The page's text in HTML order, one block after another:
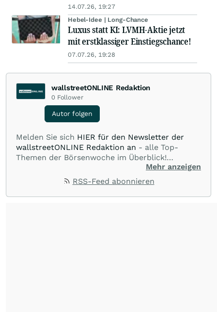
14.07.26, 19:27
Hebel-Idee | Long-Chance
Luxus statt KI: LVMH-Aktie jetzt
mit erstklassiger Einstiegschance!
07.07.26, 19:28
wallstreetONLINE Redaktion
0 Follower
Autor folgen
Melden Sie sich HIER für den Newsletter der
wallstreetONLINE Redaktion an - alle Top-
Themen der Börsenwoche im Überblick!
Verpassen Sie kein wichtiges Anleger-Thema!Für
Beiträge auf diesem journalistischen Channel ist
Redaktion verantwortlich. Die Fachjournalisten
Mehr anzeigen
RSS-Feed abonnieren